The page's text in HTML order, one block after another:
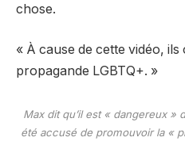
chose.
« À cause de cette vidéo, ils
propagande LGBTQ+. »
Max dit qu’il est « dangereux »
été accusé de promouvoir la «